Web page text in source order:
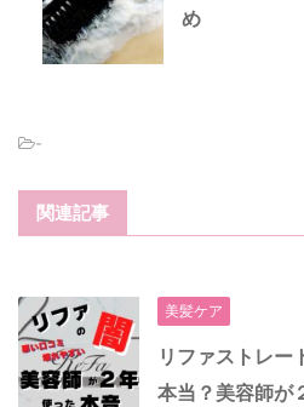
め
-
関連記事
美髪ケア
リファストレー
本当？美容師が